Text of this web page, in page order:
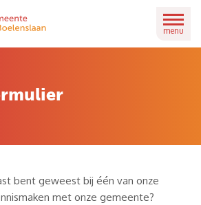
menu
bent geweest bij één van onze
met onze gemeente?